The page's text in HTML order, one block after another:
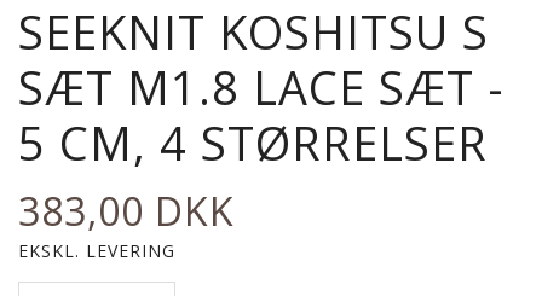
SEEKNIT KOSHITSU S
SÆT M1.8 LACE SÆT -
5 CM, 4 STØRRELSER
383,00 DKK
EKSKL. LEVERING